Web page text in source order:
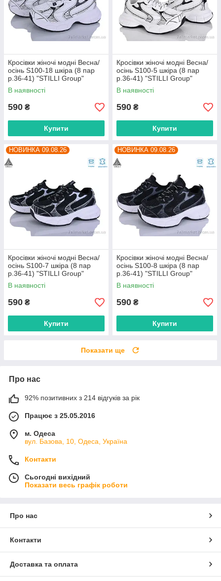
Кросівки жіночі модні Весна/
осінь S100-18 шкіра (8 пар
р.36-41) "STILLI Group"
оптом від прямого
постачальника
В наявності
590 ₴
Купити
Кросівки жіночі модні Весна/
осінь S100-5 шкіра (8 пар
р.36-41) "STILLI Group"
оптом від прямого
постачальника
В наявності
590 ₴
Купити
НОВИНКА 09.08.26
Кросівки жіночі модні Весна/
осінь S100-7 шкіра (8 пар
р.36-41) "STILLI Group"
оптом від прямого
постачальника
В наявності
590 ₴
Купити
НОВИНКА 09.08.26
Кросівки жіночі модні Весна/
осінь S100-8 шкіра (8 пар
р.36-41) "STILLI Group"
оптом від прямого
постачальника
В наявності
590 ₴
Купити
Показати ще
Про нас
92% позитивних з 214 відгуків за рік
Працює з 25.05.2016
м. Одеса
вул. Базова, 10, Одеса, Україна
Контакти
Сьогодні вихідний
Показати весь графік роботи
Про нас
Контакти
Доставка та оплата